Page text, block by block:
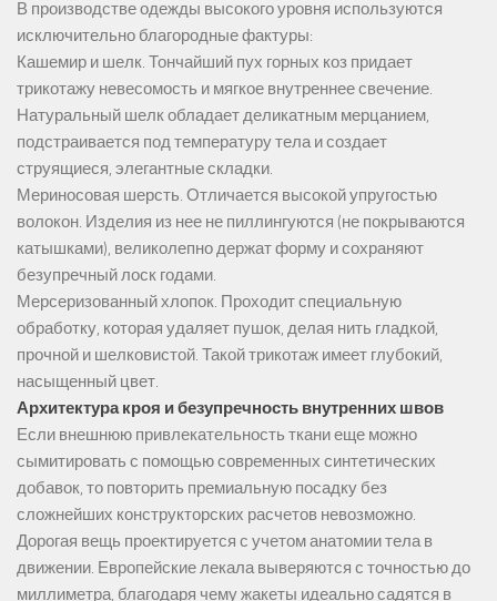
В производстве одежды высокого уровня используются
исключительно благородные фактуры:
Кашемир и шелк. Тончайший пух горных коз придает
трикотажу невесомость и мягкое внутреннее свечение.
Натуральный шелк обладает деликатным мерцанием,
подстраивается под температуру тела и создает
струящиеся, элегантные складки.
Мериносовая шерсть. Отличается высокой упругостью
волокон. Изделия из нее не пиллингуются (не покрываются
катышками), великолепно держат форму и сохраняют
безупречный лоск годами.
Мерсеризованный хлопок. Проходит специальную
обработку, которая удаляет пушок, делая нить гладкой,
прочной и шелковистой. Такой трикотаж имеет глубокий,
насыщенный цвет.
Архитектура кроя и безупречность внутренних швов
Если внешнюю привлекательность ткани еще можно
сымитировать с помощью современных синтетических
добавок, то повторить премиальную посадку без
сложнейших конструкторских расчетов невозможно.
Дорогая вещь проектируется с учетом анатомии тела в
движении. Европейские лекала выверяются с точностью до
миллиметра, благодаря чему жакеты идеально садятся в